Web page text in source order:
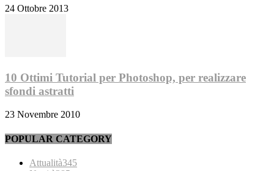
24 Ottobre 2013
10 Ottimi Tutorial per Photoshop, per realizzare
sfondi astratti
23 Novembre 2010
POPULAR CATEGORY
Attualità345